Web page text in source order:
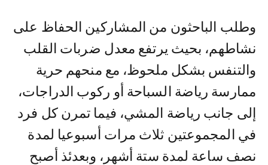
وطلب الباحثون من المشاركين الحفاظ على
نشاطهم، بحيث يرتفع معدل ضربات القلب
والتنفس بشكل ملحوظ، مع منحهم حرية
ممارسة رياضة السباحة أو ركوب الدراجات،
إلى جانب رياضة المشي، فيما تمرن كل فرد
في المجموعتين ثلاث مرات أسبوعيا لمدة
نصف ساعة لمدة ستة أشهر، وبعدئذ أصبح